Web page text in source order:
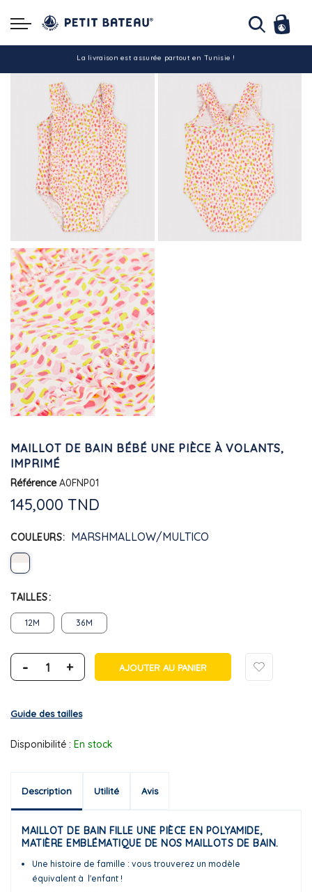
La livraison est assurée partout en Tunisie !
-10% pour tout paiement par carte bancaire (hors promo)
MAILLOT DE BAIN BÉBÉ UNE PIÈCE À VOLANTS,
IMPRIMÉ
Référence A0FNP01
145,000 TND
COULEURS MARSHMALLOW/MULTICO
TAILLES
12M 36M
- + AJOUTER AU PANIER
Guide des tailles
Disponibilité : En stock
Description Utilité Avis
MAILLOT DE BAIN FILLE UNE PIÈCE EN POLYAMIDE,
MATIÈRE EMBLÉMATIQUE DE NOS MAILLOTS DE BAIN.
Une histoire de famille : vous trouverez un modèle
équivalent à l'enfant !